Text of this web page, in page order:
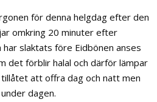
för denna helgdag efter den
omkring 20 minuter efter
slaktats före Eidbönen anses
det förblir halal och därför lämpar
att offra dag och natt men
dagen.